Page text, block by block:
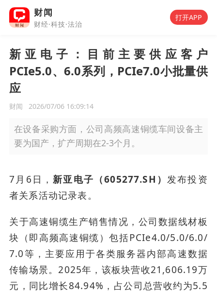
财闻
财经·科技·法治
打开APP
新亚电子：目前主要供应客户
PCIe5.0、6.0系列，PCIe7.0小批量供
应
财闻 2026/07/06 16:09:14
在设备采购方面，公司高频高速铜缆车间设备主
要为国产，扩产周期在2-3个月。
7月6日，新亚电子（605277.SH）发布投资
者关系活动记录表。
关于高速铜缆生产销售情况，公司数据线材板
块（即高频高速铜缆）包括PCIe4.0/5.0/6.0/
7.0等，主要应用于各类服务器内部高速数据
传输场景。2025年，该板块营收21,606.19万
元，同比增长84.94%，占公司总营收约为5.5